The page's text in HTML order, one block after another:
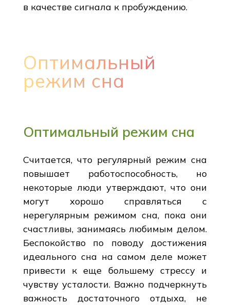
в качестве сигнала к пробуждению.
Оптимальный
режим сна
Оптимальный режим сна
Считается, что регулярный режим сна
повышает работоспособность, но
некоторые люди утверждают, что они
могут хорошо справляться с
нерегулярным режимом сна, пока они
счастливы, занимаясь любимым делом.
Беспокойство по поводу достижения
идеального сна на самом деле может
привести к еще большему стрессу и
чувству усталости. Важно подчеркнуть
важность достаточного отдыха, не